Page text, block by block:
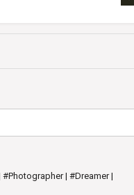
| #Dreamer |